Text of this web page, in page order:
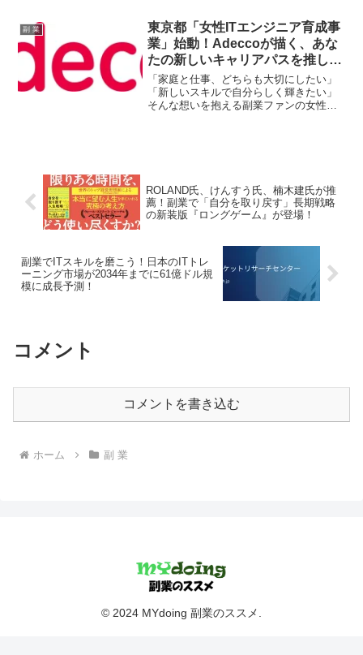
の「推し活」をさらに充実させるヒント
になるかもしれません！
副 業
東京都「女性ITエンジニア育成事
業」始動！Adeccoが描く、あな
たの新しいキャリアパスを推し
活！
「家庭と仕事、どちらも大切にしたい」
「新しいスキルで自分らしく輝きたい」
そんな想いを抱える副業ファンの女性た
ませんか？
ROLAND氏、けんすう氏、楠木建氏が推
薦！副業で「自分を取り戻す」長期戦略
の新装版『ロングゲーム』が登場！
副業でITスキルを磨こう！日本のITトレ
ーニング市場が2034年までに61億ドル規
模に成長予測！
コメント
コメントを書き込む
ホーム 副 業
© 2024 MYdoing 副業のススメ.